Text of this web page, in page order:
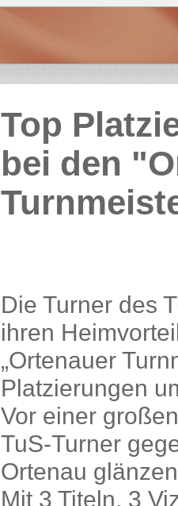
Top
bei den
Die Turner des
ihren
„Ortenauer
Platzierungen
Vor einer
TuS-Turner
Ortenau
Mit 3 Titeln, 3